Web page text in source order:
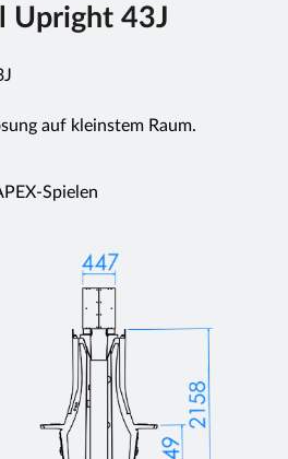
Upright 43J
auf kleinstem Raum.
Spielen